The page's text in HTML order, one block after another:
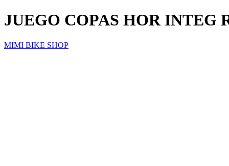
JUEGO COPAS HOR INTEG
MIMI BIKE SHOP